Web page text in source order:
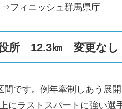
フィニッシュ群馬県庁
所 12.3㎞ 変更なし
です。例年牽制しあう展
にラストスパートに強い選